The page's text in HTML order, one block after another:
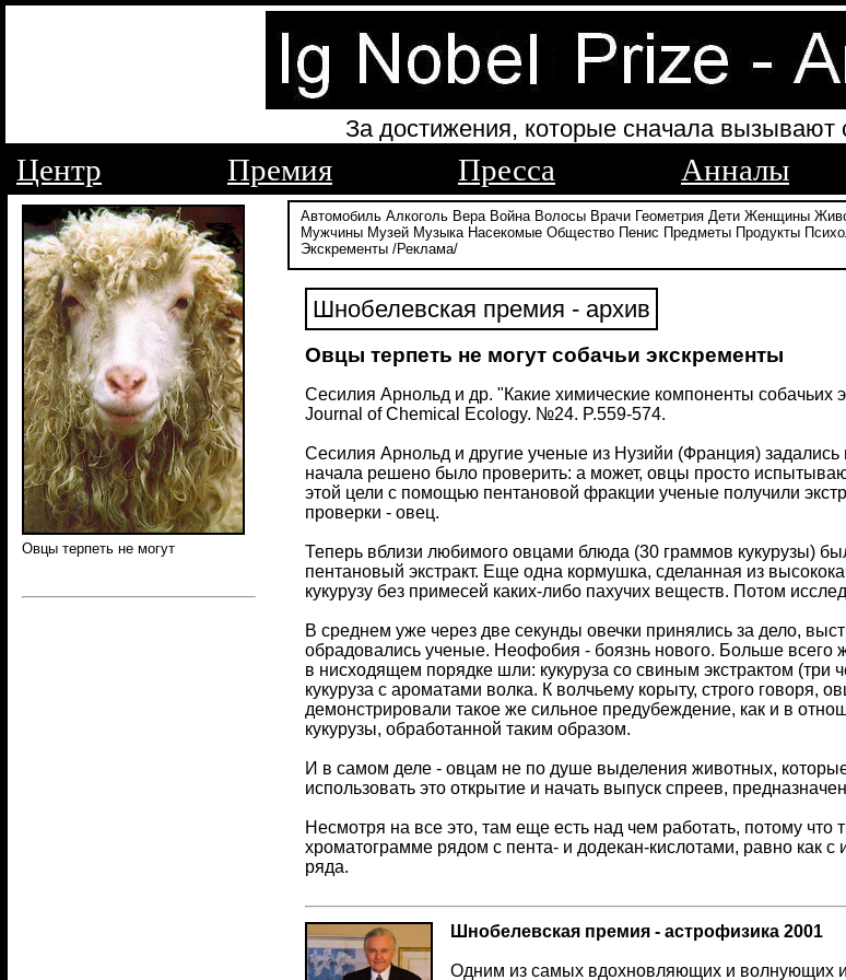
За достижения, которые сначала вызывают
Центр Премия Пресса Анналы
Овцы терпеть не могут
Автомобиль Алкоголь Вера Война Волосы Врачи Геометрия Дети Женщины
Мужчины Музей Музыка Насекомые Общество Пенис Предметы Продукты
Экскременты /Реклама/
Шнобелевская премия - архив
Овцы терпеть не могут собачьи экскременты
Сесилия Арнольд и др. "Какие химические компоненты
Journal of Chemical Ecology. №24. P.559-574.
Сесилия Арнольд и другие ученые из Нузийи (Франция)
начала решено было проверить: а может, овцы просто
этой цели с помощью пентановой фракции ученые получили
проверки - овец.
Теперь вблизи любимого овцами блюда (30 граммов кукурузы)
пентановый экстракт. Еще одна кормушка, сделанная из
кукурузу без примесей каких-либо пахучих веществ. Потом
В среднем уже через две секунды овечки принялись за дело,
обрадовались ученые. Неофобия - боязнь нового. Больше всего
в нисходящем порядке шли: кукуруза со свиным экстрактом (три
кукуруза с ароматами волка. К волчьему корыту, строго говоря,
демонстрировали такое же сильное предубеждение, как и в
кукурузы, обработанной таким образом.
И в самом деле - овцам не по душе выделения животных,
использовать это открытие и начать выпуск спреев,
Несмотря на все это, там еще есть над чем работать, потому что
хроматограмме рядом с пента- и додекан-кислотами, равно
ряда.
Шнобелевская премия - астрофизика 2001
Одним из самых вдохновляющих и волнующих